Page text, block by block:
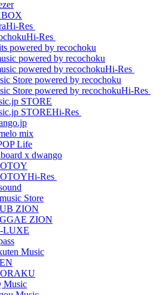
Hi-Res
Hi-Res
Hi-Res
Hi-Res
Hi-Res
Hi-Res